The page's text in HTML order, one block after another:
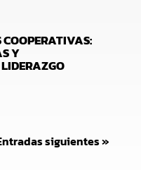
Y
siguientes »